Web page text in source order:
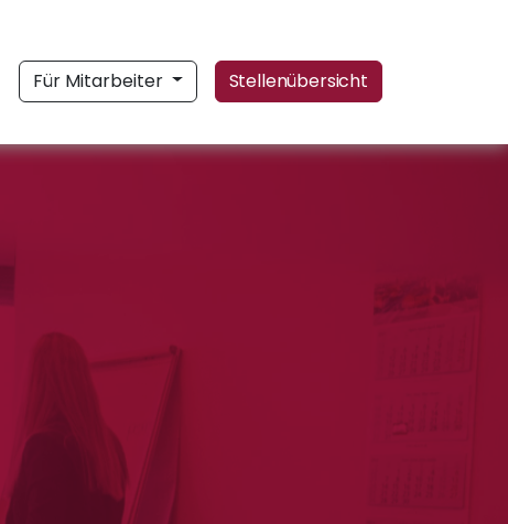
Für Mitarbeiter Stellenübersicht